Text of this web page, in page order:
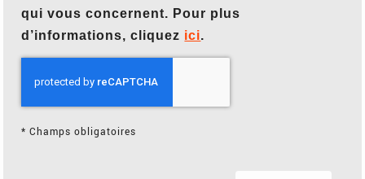
qui vous concernent. Pour plus
d’informations, cliquez ici.
*Champs obligatoires